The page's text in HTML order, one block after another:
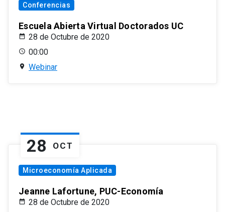
Conferencias
Escuela Abierta Virtual Doctorados UC
28 de Octubre de 2020
00:00
Webinar
28 OCT
Microeconomía Aplicada
Jeanne Lafortune, PUC-Economía
28 de Octubre de 2020